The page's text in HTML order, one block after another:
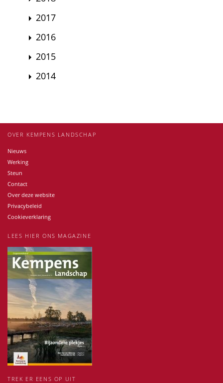
2017
2016
2015
2014
OVER KEMPENS LANDSCHAP
Nieuws
Werking
Steun
Contact
Over deze website
Privacybeleid
Cookieverklaring
LEES HIER ONS MAGAZINE
TREK ER EENS OP UIT